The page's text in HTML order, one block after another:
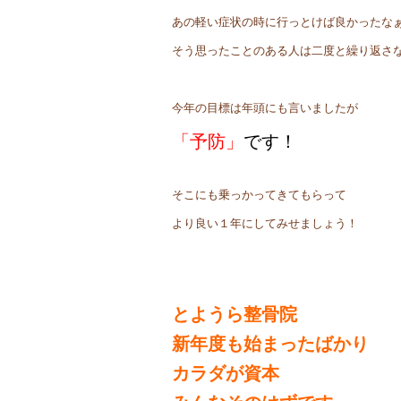
あの軽い症状の時に行っとけば良かったな
そう思ったことのある人は二度と繰り返さ
今年の目標は年頭にも言いましたが
「予防」 です！
そこにも乗っかってきてもらって
より良い１年にしてみせましょう！
とようら整骨院
新年度も始まったばかり
カラダが資本